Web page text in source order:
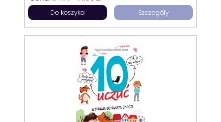
Do koszyka Szczegóły